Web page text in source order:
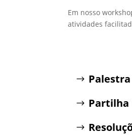
Em nosso
atividades
Partilha